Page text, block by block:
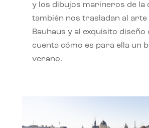
y los dibujos marineros de la
también nos trasladan al arte
Bauhaus y al exquisito diseño
cuenta cómo es para ella un
verano.